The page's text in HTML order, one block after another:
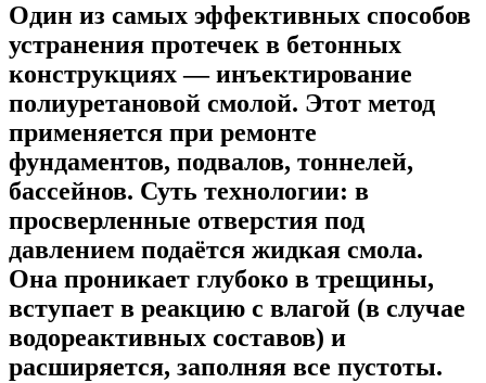
Один из самых эффективных способов
устранения протечек в бетонных
конструкциях — инъектирование
полиуретановой смолой. Этот метод
применяется при ремонте
фундаментов, подвалов, тоннелей,
бассейнов. Суть технологии: в
просверленные отверстия под
давлением подаётся жидкая смола.
Она проникает глубоко в трещины,
вступает в реакцию с влагой (в случае
водореактивных составов) и
расширяется, заполняя все пустоты.